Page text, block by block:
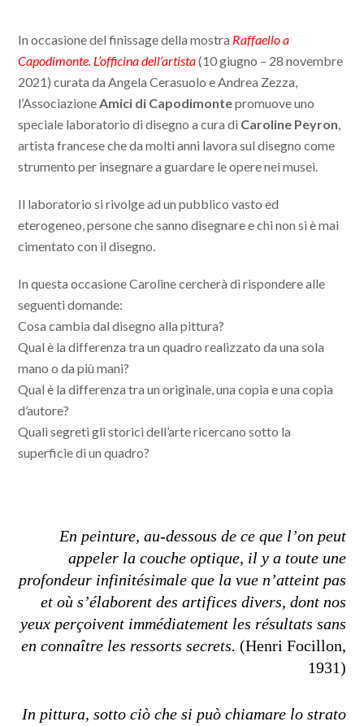
In occasione del finissage della mostra Raffaello a
Capodimonte. L’officina dell’artista(10 giugno – 28 novembre
2021) curata da Angela Cerasuolo e Andrea Zezza,
l’AssociazioneAmici di Capodimontepromuove uno
speciale laboratorio di disegno a cura di Caroline Peyron,
artista francese che da molti anni lavora sul disegno come
strumento per insegnare a guardare le opere nei musei.
Il laboratorio si rivolge ad un pubblico vasto ed
eterogeneo, persone che sanno disegnare e chi non si è mai
cimentato con il disegno.
In questa occasione Caroline cercherà di rispondere alle
seguenti domande:
Cosa cambia dal disegno alla pittura?
Qual è la differenza tra un quadro realizzato da una sola
mano o da più mani?
Qual è la differenza tra un originale, una copia e una copia
d’autore?
Quali segreti gli storici dell’arte ricercano sotto la
superficie di un quadro?
En peinture, au-dessous de ce que l’on peut
appeler la couche optique, il y a toute une
profondeur infinitésimale que la vue n’atteint pas
et où s’élaborent des artifices divers, dont nos
yeux perçoivent immédiatement les résultats sans
en connaître les ressorts secrets. (Henri Focillon,
1931)
In pittura, sotto ciò che si può chiamare lo strato